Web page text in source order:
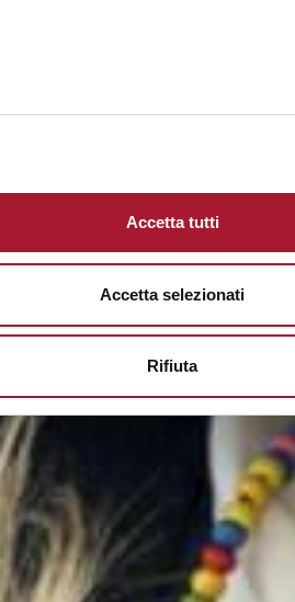
Accetta tutti
Accetta selezionati
Rifiuta